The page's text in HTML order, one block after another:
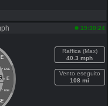
19:30:24
ENE
E
ESE
Raffica (Max)
40.3 mph
Vento eseguito
108 mi